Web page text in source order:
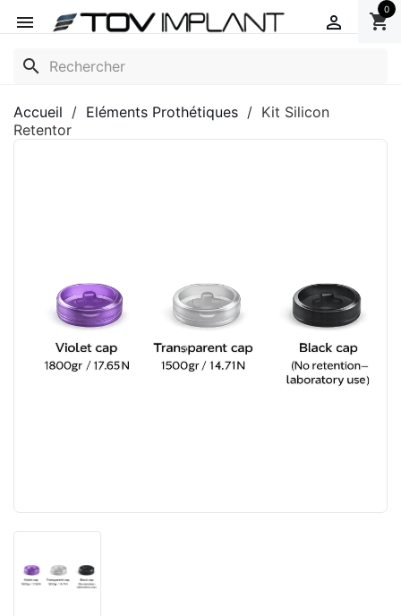
 shopping_cart
0

search
Accueil Eléments Prothétiques
Kit Silicon
Retentor